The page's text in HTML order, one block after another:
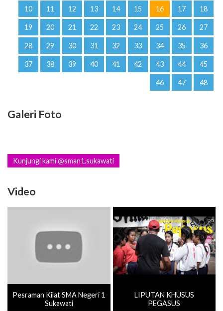
10 11 12 13 14 15 16 17 18
19 20 21 22 23 24 25 26 27
28 29 30 31 32 33 34 35 36
37 38 39 40 41 42 43 44 45
46 47 48
Galeri Foto
Kunjungi kami @sman1.sukawati
Video
Pesraman Kilat SMA Negeri 1
Sukawati
LIPUTAN KHUSUS
PEGASUS